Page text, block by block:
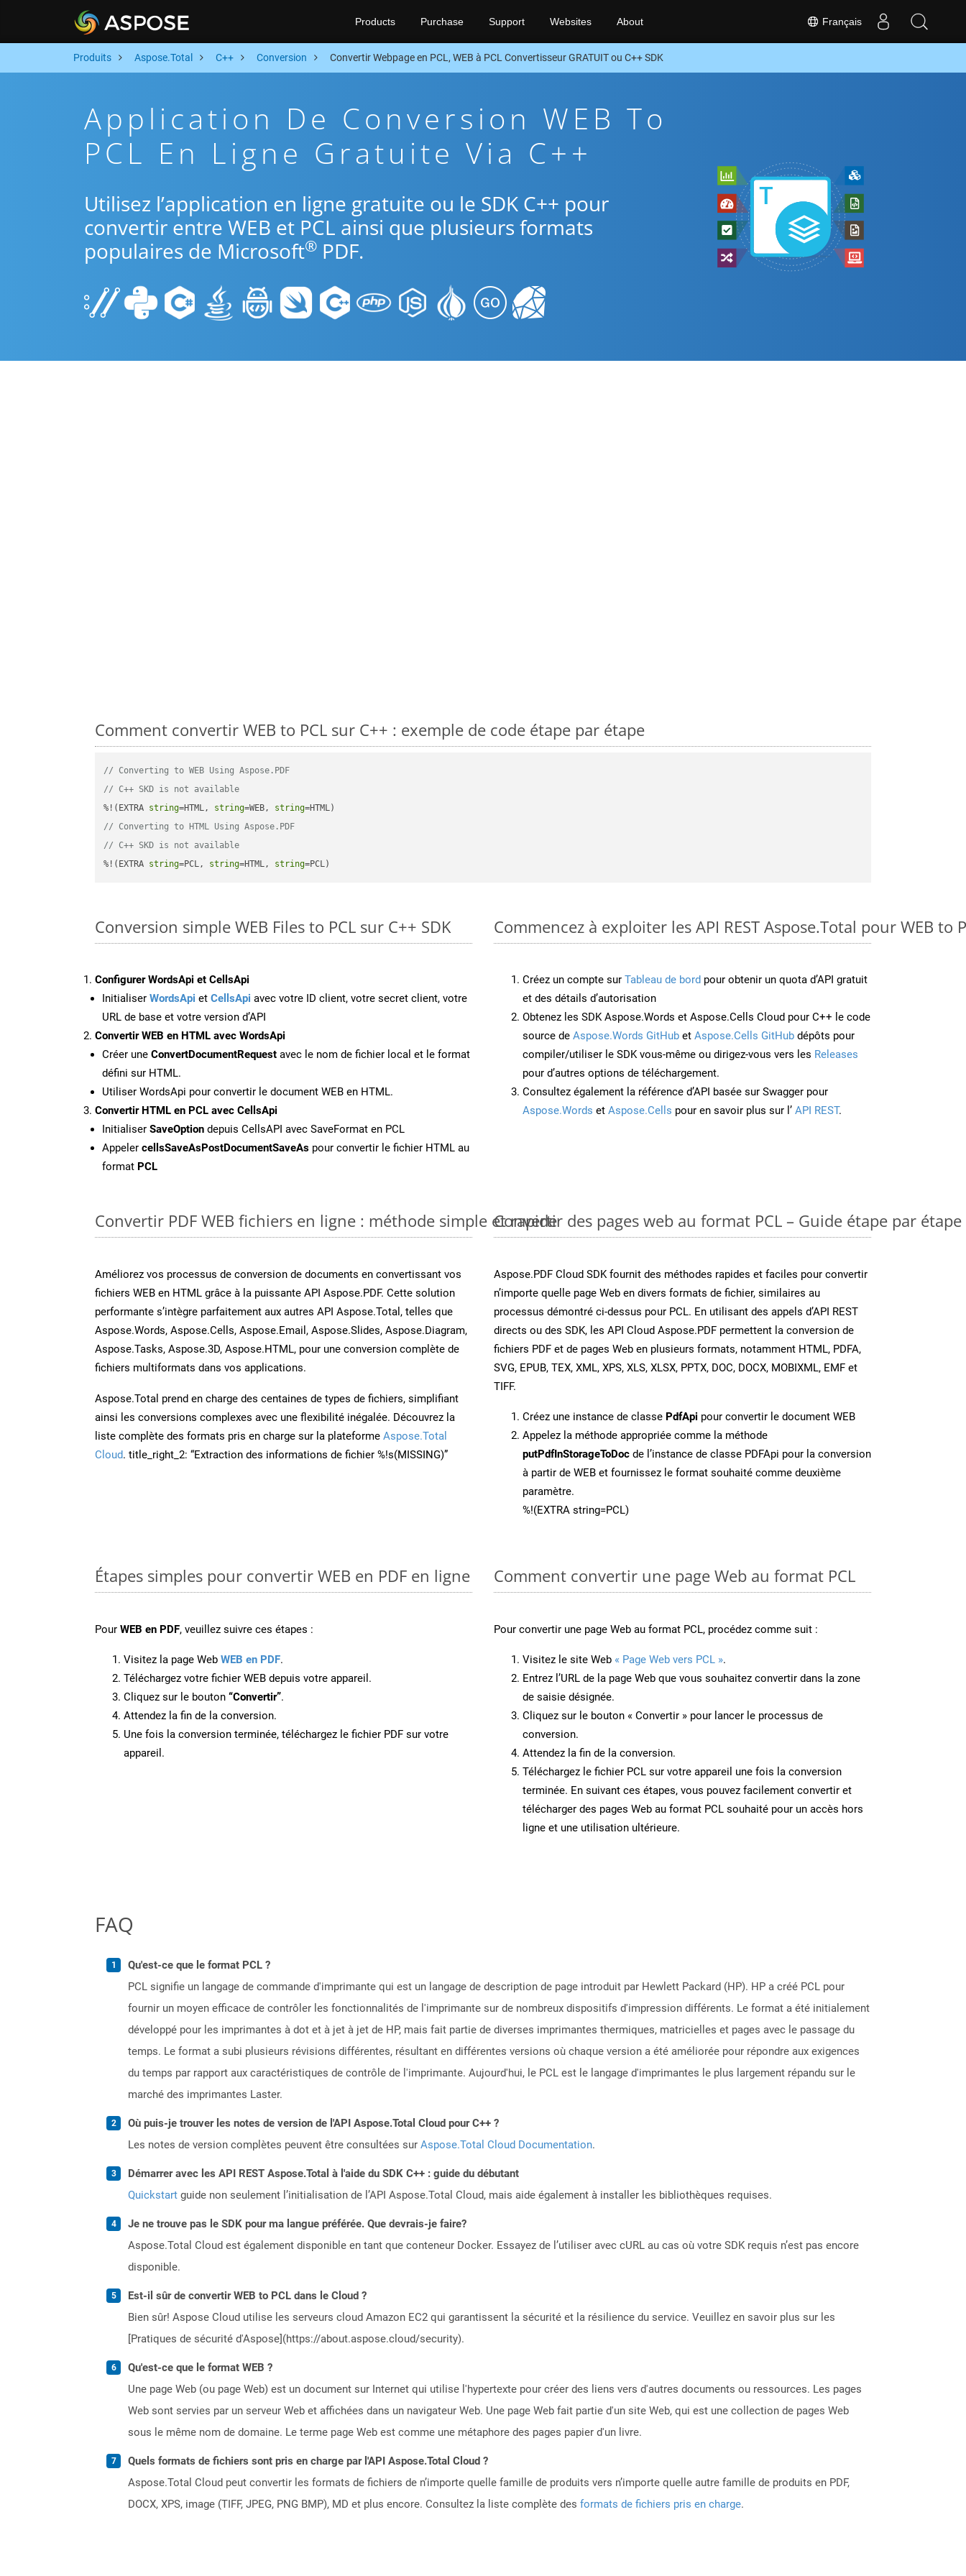
Français
Products Purchase Support Websites About
Produits Aspose.Total C++ Conversion Convertir Webpage en PCL, WEB à PCL Convertisseur GRATUIT ou C++ SDK
Application De Conversion WEB To
PCL En Ligne Gratuite Via C++
Utilisez l’application en ligne gratuite ou le SDK C++ pour
convertir entre WEB et PCL ainsi que plusieurs formats
populaires de Microsoft® PDF.
Comment convertir WEB to PCL sur C++ : exemple de code étape par étape
// Converting to WEB Using Aspose.PDF
// C++ SKD is not available
%!(EXTRA string=HTML, string=WEB, string
// Converting to HTML Using Aspose.PDF
// C++ SKD is not available
%!(EXTRA string=PCL, string=HTML, string=PCL)
Conversion simple WEB Files to PCL sur C++ SDK
Configurer WordsApi et CellsApi
Initialiser WordsApi et CellsApi avec votre ID client, votre secret client, votre
URL de base et votre version d’API
Convertir WEB en HTML avec WordsApi
Créer une ConvertDocumentRequest avec le nom de fichier local et le format
défini sur HTML.
Utiliser WordsApi pour convertir le document WEB en HTML.
Convertir HTML en PCL avec CellsApi
Initialiser SaveOption depuis CellsAPI avec SaveFormat en PCL
Appeler cellsSaveAsPostDocumentSaveAs pour convertir le fichier HTML au
format PCL
Commencez à exploiter les API REST Aspose.Total pour WEB to
Créez un compte sur Tableau de bord pour obtenir un quota d’API gratuit
et des détails d’autorisation
Obtenez les SDK Aspose.Words et Aspose.Cells Cloud pour C++ le code
source de Aspose.Words GitHub et Aspose.Cells GitHub dépôts pour
compiler/utiliser le SDK vous-même ou dirigez-vous vers les Releases
pour d’autres options de téléchargement.
Consultez également la référence d’API basée sur Swagger pour
Aspose.Words et Aspose.Cells pour en savoir plus sur l’ API REST.
Convertir PDF WEB fichiers en ligne : méthode simple et rapide
Améliorez vos processus de conversion de documents en convertissant vos
fichiers WEB en HTML grâce à la puissante API Aspose.PDF. Cette solution
performante s’intègre parfaitement aux autres API Aspose.Total, telles que
Aspose.Words, Aspose.Cells, Aspose.Email, Aspose.Slides, Aspose.Diagram,
Aspose.Tasks, Aspose.3D, Aspose.HTML, pour une conversion complète de
fichiers multiformats dans vos applications.
Aspose.Total prend en charge des centaines de types de fichiers, simplifiant
ainsi les conversions complexes avec une flexibilité inégalée. Découvrez la
liste complète des formats pris en charge sur la plateforme Aspose.Total
Cloud. title_right_2: “Extraction des informations de fichier %!s(MISSING)”
Convertir des pages web au format PCL – Guide étape par étape
Aspose.PDF Cloud SDK fournit des méthodes rapides et faciles pour convertir
n’importe quelle page Web en divers formats de fichier, similaires au
processus démontré ci-dessus pour PCL. En utilisant des appels d’API REST
directs ou des SDK, les API Cloud Aspose.PDF permettent la conversion de
fichiers PDF et de pages Web en plusieurs formats, notamment HTML, PDFA,
SVG, EPUB, TEX, XML, XPS, XLS, XLSX, PPTX, DOC, DOCX, MOBIXML, EMF et
TIFF.
Créez une instance de classe PdfApi pour convertir le document WEB
Appelez la méthode appropriée comme la méthode
putPdfInStorageToDoc de l’instance de classe PDFApi pour la conversion
à partir de WEB et fournissez le format souhaité comme deuxième
paramètre.
%!(EXTRA string=PCL)
Étapes simples pour convertir WEB en PDF en ligne
Pour WEB en PDF, veuillez suivre ces étapes :
Visitez la page Web WEB en PDF.
Téléchargez votre fichier WEB depuis votre appareil.
Cliquez sur le bouton “Convertir”.
Attendez la fin de la conversion.
Une fois la conversion terminée, téléchargez le fichier PDF sur votre
appareil.
Comment convertir une page Web au format PCL
Pour convertir une page Web au format PCL, procédez comme suit :
Visitez le site Web « Page Web vers PCL ».
Entrez l’URL de la page Web que vous souhaitez convertir dans la zone
de saisie désignée.
Cliquez sur le bouton « Convertir » pour lancer le processus de
conversion.
Attendez la fin de la conversion.
Téléchargez le fichier PCL sur votre appareil une fois la conversion
terminée. En suivant ces étapes, vous pouvez facilement convertir et
télécharger des pages Web au format PCL souhaité pour un accès hors
ligne et une utilisation ultérieure.
FAQ
Qu'est-ce que le format PCL ?
PCL signifie un langage de commande d'imprimante qui est un langage de description de page introduit par Hewlett Packard (HP). HP a créé PCL pour
fournir un moyen efficace de contrôler les fonctionnalités de l'imprimante sur de nombreux dispositifs d'impression différents. Le format a été initialement
développé pour les imprimantes à dot et à jet à jet de HP, mais fait partie de diverses imprimantes thermiques, matricielles et pages avec le passage du
temps. Le format a subi plusieurs révisions différentes, résultant en différentes versions où chaque version a été améliorée pour répondre aux exigences
du temps par rapport aux caractéristiques de contrôle de l'imprimante. Aujourd'hui, le PCL est le langage d'imprimantes le plus largement répandu sur le
marché des imprimantes Laster.
Où puis-je trouver les notes de version de l'API Aspose.Total Cloud pour C++ ?
Les notes de version complètes peuvent être consultées sur Aspose.Total Cloud Documentation.
Démarrer avec les API REST Aspose.Total à l'aide du SDK C++ : guide du débutant
Quickstart guide non seulement l’initialisation de l’API Aspose.Total Cloud, mais aide également à installer les bibliothèques requises.
Je ne trouve pas le SDK pour ma langue préférée. Que devrais-je faire?
Aspose.Total Cloud est également disponible en tant que conteneur Docker. Essayez de l’utiliser avec cURL au cas où votre SDK requis n’est pas encore
disponible.
Est-il sûr de convertir WEB to PCL dans le Cloud ?
Bien sûr! Aspose Cloud utilise les serveurs cloud Amazon EC2 qui garantissent la sécurité et la résilience du service. Veuillez en savoir plus sur les
[Pratiques de sécurité d'Aspose](https://about.aspose.cloud/security).
Qu'est-ce que le format WEB ?
Une page Web (ou page Web) est un document sur Internet qui utilise l'hypertexte pour créer des liens vers d'autres documents ou ressources. Les pages
Web sont servies par un serveur Web et affichées dans un navigateur Web. Une page Web fait partie d'un site Web, qui est une collection de pages Web
sous le même nom de domaine. Le terme page Web est comme une métaphore des pages papier d'un livre.
Quels formats de fichiers sont pris en charge par l'API Aspose.Total Cloud ?
Aspose.Total Cloud peut convertir les formats de fichiers de n’importe quelle famille de produits vers n’importe quelle autre famille de produits en PDF,
DOCX, XPS, image (TIFF, JPEG, PNG BMP), MD et plus encore. Consultez la liste complète des formats de fichiers pris en charge.